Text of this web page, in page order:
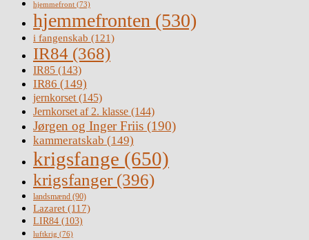
hjemmefront (73)
hjemmefronten (530)
i fangenskab (121)
IR84 (368)
IR85 (143)
IR86 (149)
jernkorset(145)
Jernkorset af 2. klasse (144)
Jørgen og Inger Friis (190)
kammeratskab (149)
krigsfange (650)
krigsfanger (396)
landsmænd (90)
Lazaret (117)
LIR84 (103)
luftkrig (76)